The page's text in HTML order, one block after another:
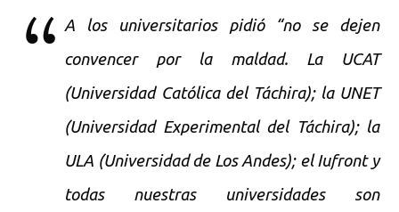
A los universitarios pidió “no se dejen
convencer por la maldad. La UCAT
(Universidad Católica del Táchira); la UNET
(Universidad Experimental del Táchira); la
ULA (Universidad de Los Andes); el Iufront y
todas nuestras universidades son